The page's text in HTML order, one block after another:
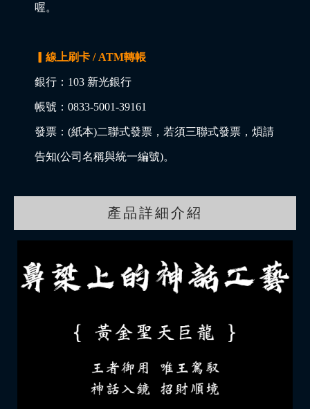
喔。
▎線上刷卡 / ATM轉帳
銀行：103 新光銀行
帳號：0833-5001-39161
發票：(紙本)二聯式發票，若須三聯式發票，煩請
告知(公司名稱與統一編號)。
產品詳細介紹